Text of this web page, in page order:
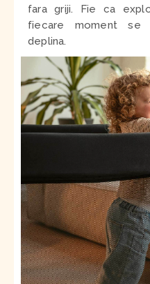
fara griji. Fie ca
fiecare moment se
deplina.